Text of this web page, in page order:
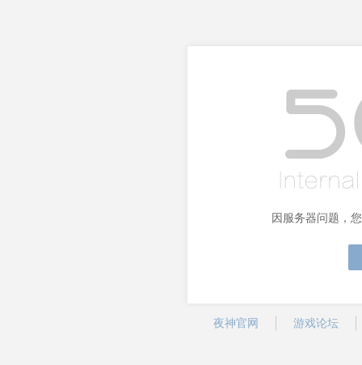
因服务器问题，
夜神官网 游戏论坛